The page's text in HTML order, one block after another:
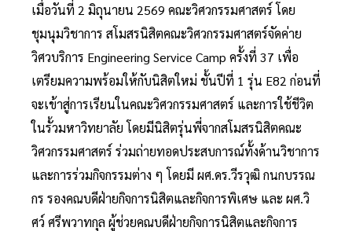
เมื่อวันที่ 2 มิถุนายน 2569 คณะวิศวกรรมศาสตร์ โดย
ชุมนุมวิชาการ สโมสรนิสิตคณะวิศวกรรมศาสตร์จัดค่าย
วิศวบริการ Engineering Service Camp ครั้งที่ 37 เพื่อ
เตรียมความพร้อมให้กับนิสิตใหม่ ชั้นปีที่ 1 รุ่น E82 ก่อนที่
จะเข้าสู่การเรียนในคณะวิศวกรรมศาสตร์ และการใช้ชีวิต
ในรั้วมหาวิทยาลัย โดยมีนิสิตรุ่นพี่จากสโมสรนิสิตคณะ
วิศวกรรมศาสตร์ ร่วมถ่ายทอดประสบการณ์ทั้งด้านวิชาการ
และการร่วมกิจกรรมต่าง ๆ โดยมี ผศ.ดร.วีรวุฒิ กนกบรรณ
กร รองคณบดีฝ่ายกิจการนิสิตและกิจการพิเศษ และ ผศ.วิ
ศว์ ศรีพวาทกุล ผู้ช่วยคณบดีฝ่ายกิจการนิสิตและกิจการ